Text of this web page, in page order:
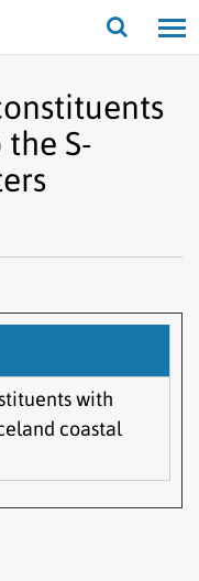
Opna/
S-
with
coastal